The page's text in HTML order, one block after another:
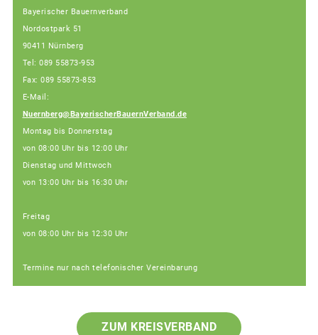
Bayerischer Bauernverband
Nordostpark 51
90411 Nürnberg
Tel: 089 55873-953
Fax: 089 55873-853
E-Mail:
Nuernberg@BayerischerBauernVerband.de
Montag bis Donnerstag
von 08:00 Uhr bis 12:00 Uhr
Dienstag und Mittwoch
von 13:00 Uhr bis 16:30 Uhr
Freitag
von 08:00 Uhr bis 12:30 Uhr
Termine nur nach telefonischer Vereinbarung
ZUM KREISVERBAND